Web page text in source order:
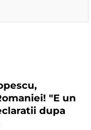
"E un
dupa